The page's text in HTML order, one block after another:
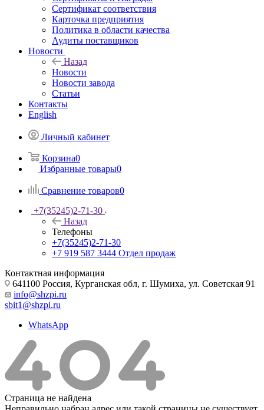
Сертификат соответствия
Карточка предприятия
Политика в области качества
Аудиты поставщиков
Новости
Назад
Новости
Новости завода
Статьи
Контакты
English
Личный кабинет
Корзина0
Избранные товары0
Сравнение товаров0
+7(35245)2-71-30
Назад
Телефоны
+7(35245)2-71-30
+7 919 587 3444 Отдел продаж
Контактная информация
641100 Россия, Курганская обл, г. Шумиха, ул. Советская 91
info@shzpi.ru
sbit1@shzpi.ru
WhatsApp
Страница не найдена